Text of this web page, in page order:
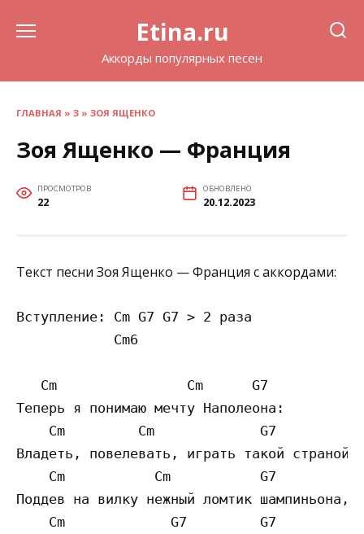
Etina.ru
Аккорды популярных песен
ГЛАВНАЯ » З » ЗОЯ ЯЩЕНКО
Зоя Ященко — Франция
ПРОСМОТРОВ
22
ОБНОВЛЕНО
20.12.2023
Текст песни Зоя Ященко — Франция с аккордами:
Вступление: Cm G7 G7 > 2 раза
            Cm6
   Cm                Cm      G7
Теперь я понимаю мечту Наполеона:
Cm         Cm
Владеть, повелевать, играть такой страной!
Cm           Cm
Поддев на вилку нежный ломтик шампиньона,
    Cm             G7         G7